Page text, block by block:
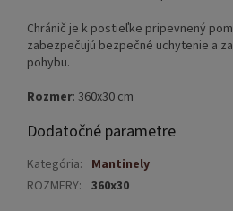
Chránič je k postieľke pripevnený
zabezpečujú bezpečné uchytenie a
pohybu.
Rozmer: 360x30 cm
Dodatočné parametre
Kategória: Mantinely
ROZMERY: 360x30